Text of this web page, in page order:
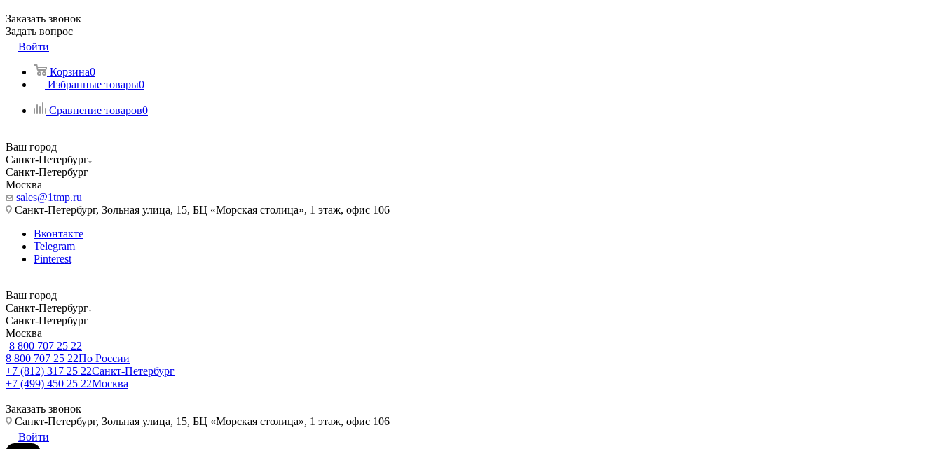
Заказать звонок
Задать вопрос
Войти
Корзина0
Избранные товары0
Сравнение товаров0
Ваш город
Санкт-Петербург
Санкт-Петербург
Москва
sales@1tmp.ru
Санкт-Петербург, Зольная улица, 15, БЦ «Морская столица», 1 этаж, офис 106
Вконтакте
Telegram
Pinterest
Ваш город
Санкт-Петербург
Санкт-Петербург
Москва
8 800 707 25 22
8 800 707 25 22По России
+7 (812) 317 25 22Санкт-Петербург
+7 (499) 450 25 22Москва
Заказать звонок
Санкт-Петербург, Зольная улица, 15, БЦ «Морская столица», 1 этаж, офис 106
Войти